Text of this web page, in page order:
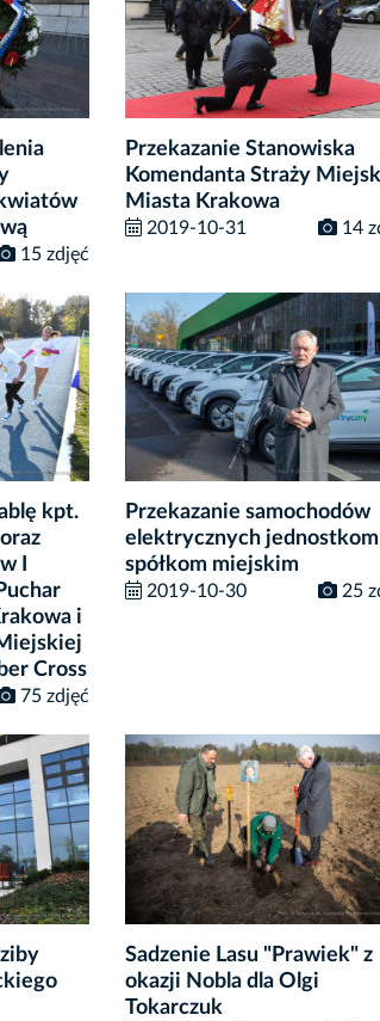
15 zdjęć
Przekazanie Stanowiska
Komendanta Straży
Miasta Krakowa
2019-10-31 14
kpt.
I
i
Cross
75 zdjęć
Przekazanie samochodów
elektrycznych
spółkom miejskim
2019-10-30 25
Sadzenie Lasu "Prawiek" z
okazji Nobla dla Olgi
Tokarczuk